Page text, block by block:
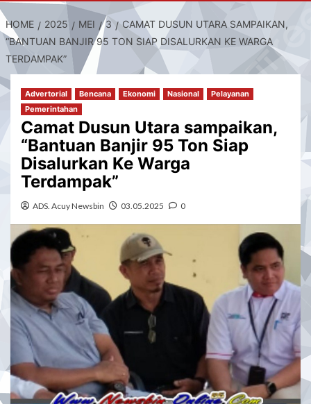
HOME 2025 MEI 3
CAMAT DUSUN UTARA SAMPAIKAN,
“BANTUAN BANJIR 95 TON SIAP DISALURKAN KE WARGA
TERDAMPAK”
Advertorial Bencana Ekonomi Nasional
Pelayanan
Pemerintahan
Camat Dusun Utara sampaikan,
“Bantuan Banjir 95 Ton Siap
Disalurkan Ke Warga
Terdampak”
ADS. Acuy Newsbin 03.05.2025 0